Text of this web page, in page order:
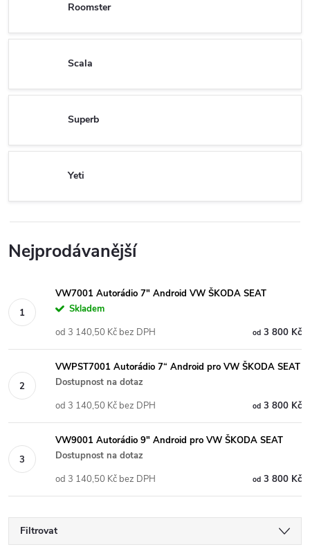
Roomster
Scala
Superb
Yeti
Nejprodávanější
VW7001 Autorádio 7" Android VW ŠKODA SEAT
Skladem
od3 800 Kč
od 3 140,50 Kč bez DPH
VWPST7001 Autorádio 7“ Android pro VW ŠKODA SEAT
Dostupnost na dotaz
od3 800 Kč
od 3 140,50 Kč bez DPH
VW9001 Autorádio 9" Android pro VW ŠKODA SEAT
Dostupnost na dotaz
od3 800 Kč
od 3 140,50 Kč bez DPH
Filtrovat